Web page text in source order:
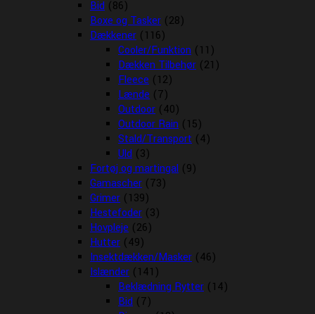
Bid (86)
Boxe og Tasker (28)
Dækkener (116)
Cooler/Funktion (11)
Dækken Tilbehør (21)
Fleece (12)
Lænde (7)
Outdoor (40)
Outdoor Rain (15)
Stald/Transport (4)
Uld (3)
Fortøj og martingal (9)
Gamascher (73)
Grimer (139)
Hestefoder (3)
Hovpleje (26)
Hutter (49)
Insektdækken/Masker (46)
Islænder (141)
Beklædning Rytter (14)
Bid (7)